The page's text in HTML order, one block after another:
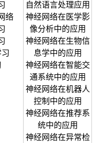
络
自然语言处理应用
神经网络在医学影
像分析中的应用
神经网络在生物信
息学中的应用
神经网络在智能交
通系统中的应用
神经网络在机器人
控制中的应用
神经网络在推荐系
统中的应用
神经网络在异常检